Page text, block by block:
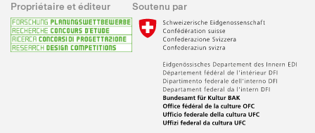
Propriétaire et éditeur Soutenu par